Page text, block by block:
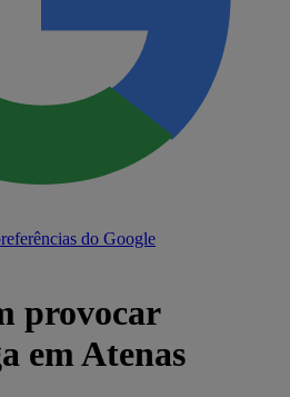
do Google
provocar
em Atenas